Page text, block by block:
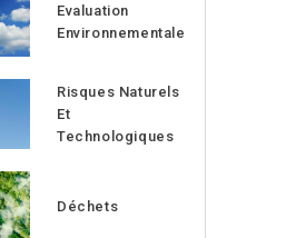
Evaluation
Environnementale
Risques Naturels
Et
Technologiques
Déchets